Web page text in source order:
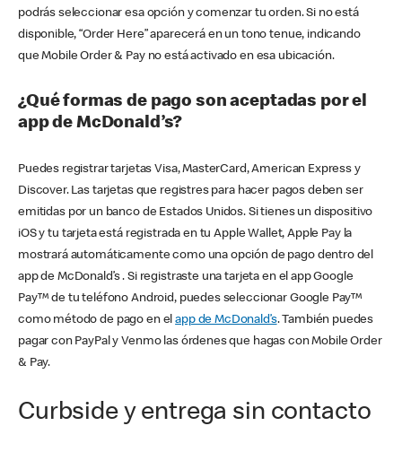
podrás seleccionar esa opción y comenzar tu orden. Si no está
disponible, “Order Here” aparecerá en un tono tenue, indicando
que Mobile Order & Pay no está activado en esa ubicación.
¿Qué formas de pago son aceptadas por el
app de McDonald’s?
Puedes registrar tarjetas Visa, MasterCard, American Express y
Discover. Las tarjetas que registres para hacer pagos deben ser
emitidas por un banco de Estados Unidos. Si tienes un dispositivo
iOS y tu tarjeta está registrada en tu Apple Wallet, Apple Pay la
mostrará automáticamente como una opción de pago dentro del
app de McDonald’s . Si registraste una tarjeta en el app Google
Pay™ de tu teléfono Android, puedes seleccionar Google Pay™
como método de pago en elapp de McDonald’s. También puedes
pagar con PayPal y Venmo las órdenes que hagas con Mobile Order
& Pay.
Curbside y entrega sin contacto